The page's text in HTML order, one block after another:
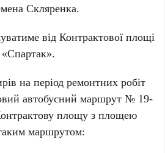
Скляренка.
відКонтрактової площі
Спартак».
на період ремонтних робіт
автобусний маршрут № 19-
площу з площею
маршрутом: